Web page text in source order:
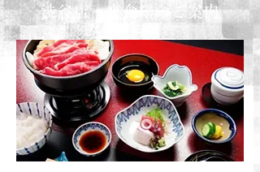
渋谷店 夜食繕のご案内